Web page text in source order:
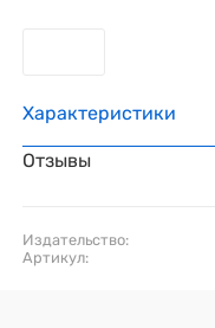
Характеристики
Отзывы
Издательство:
Артикул: